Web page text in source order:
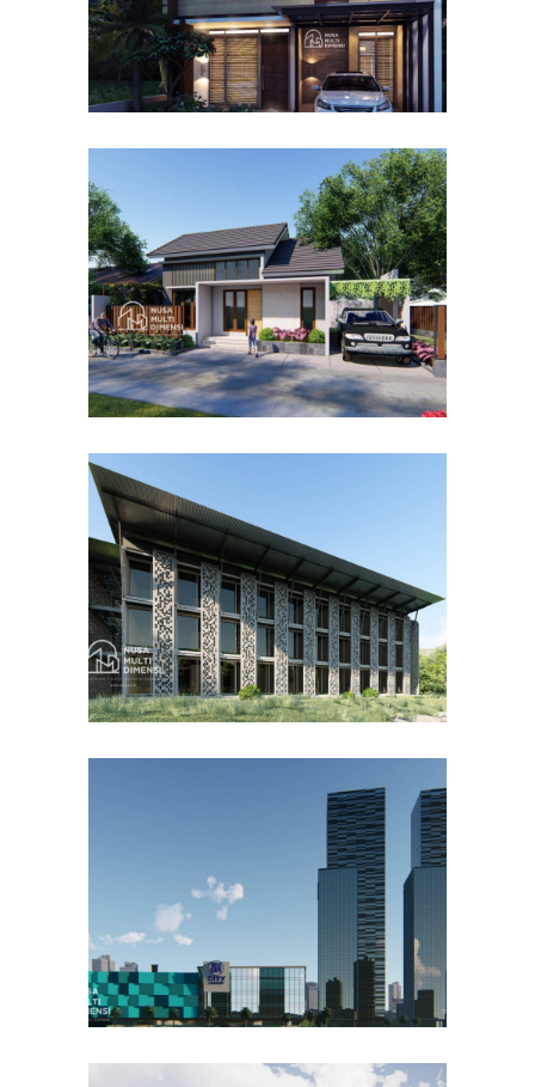
Desain Rumah Bapak Dodi di
Ciomas Bogor
DESAIN RUMAH TERBAIK
Desain Dormitory Dramaga
IPB di Kota Bogor
DESAIN BANGUNAN LAINNYA
Desain DNB Tower di
Cilandak Jakarta Selatan